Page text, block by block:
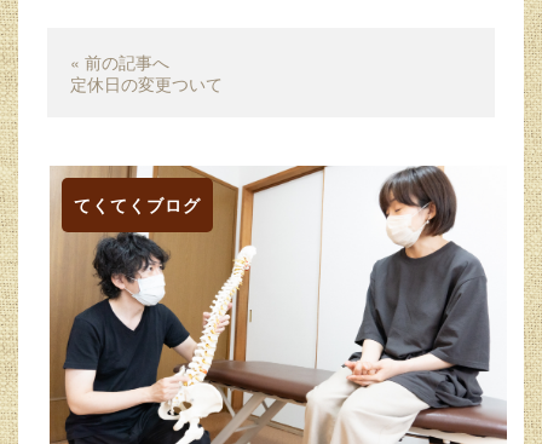
« 前の記事へ
定休日の変更ついて
てくてくブログ